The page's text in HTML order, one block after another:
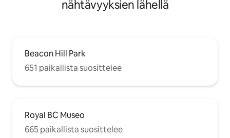
nähtävyyksien lähellä
Beacon Hill Park
651 paikallista suosittelee
Royal BC Museo
665 paikallista suosittelee